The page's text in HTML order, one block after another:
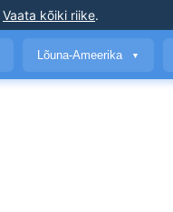
Vaata kõiki riike.
Lõuna-Ameerika ▼